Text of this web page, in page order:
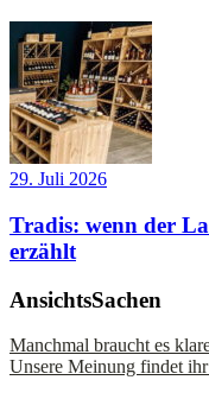
29. Juli 2026
Tradis: wenn der
erzählt
AnsichtsSachen
Manchmal braucht es
Unsere Meinung findet